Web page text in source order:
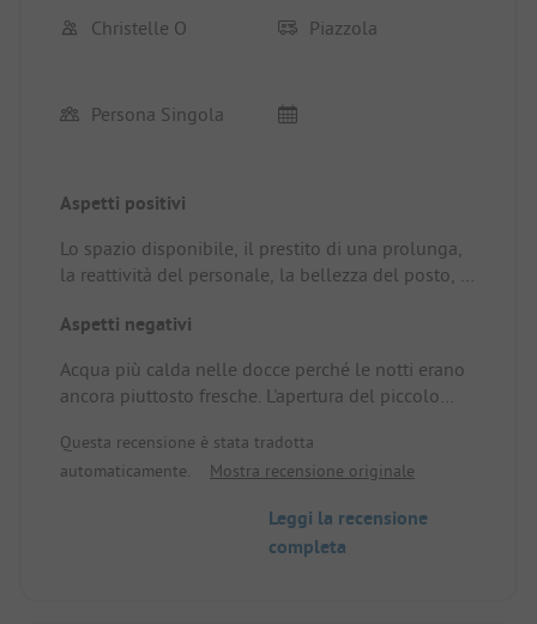
Christelle O Piazzola
Persona Singola
Aspetti positivi
Lo spazio disponibile, il prestito di una prolunga,
la reattività del personale, la bellezza del posto, la
Posizione/Alloggio: Alloggio in tenda, quindi
e all'elettricità come concordato.
Aspetti negativi
Acqua più calda nelle docce perché le notti erano
ancora piuttosto fresche. L'apertura del piccolo
distributore), anche se non è ancora alta stagione.
Questa recensione è stata tradotta
automaticamente.
Mostra recensione originale
Leggi la recensione
completa